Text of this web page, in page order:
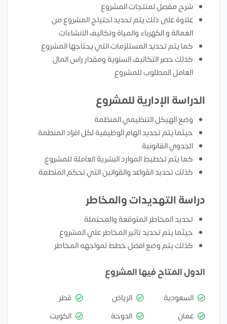
شرح مفصل لمنتجات المشروع
علاوة على ذلك يتم تحديد احتياج المشروع من
العمالة و الكهرباء والمياة وتكاليف الانشاءات
كما يتم تحديد المستلزمات التي يحتاجها المشروع
كذلك حصر التكاليف السنوية ومقدار راس المال
العامل المطلوب للمشروع
الدراسة الإدارية للمشروع
وضع الهيكل التنظيمي المنظمة
حيثما يتم تحديد الهام الوظيفية لكل افراد المنظمة
الجدوي القانونية
كما يتم تخطيط الموارد البشرية العاملة للمشروع
كذلك تحديد القواعد والقوانين التي تحكم المنظمة
دراسة التهديدات والمخاطر
تحديد المخاطر المتوقعة والمحتملة
حيثما يتم تحديد تاثير المخاطر علي المشروع
كذلك يتم وضع افضل خطط لمواجهه المخاطر
الدول المتاح فيها المشروع
السعودية الرياض
قطر
عمان
الدوحة
الكويت